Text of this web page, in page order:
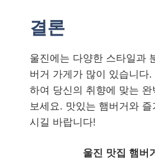
결론
울진에는 다양한 스타일과
버거 가게가 많이 있습니다
하여 당신의 취향에 맞는
보세요. 맛있는 햄버거와
시길 바랍니다!
울진 맛집 햄버